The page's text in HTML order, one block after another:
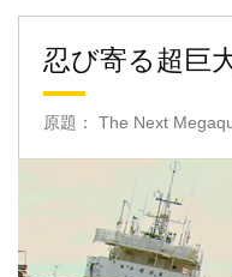
忍び寄る超巨
原題： The Next